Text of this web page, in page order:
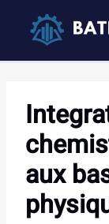
contenu
aux